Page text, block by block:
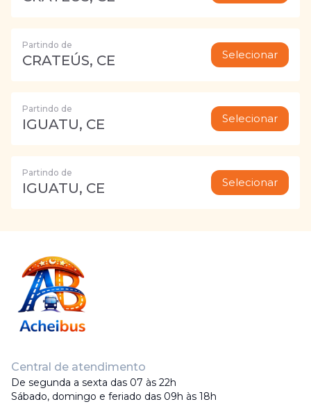
Partindo de
CRATEÚS, CE Selecionar
Partindo de
IGUATU, CE Selecionar
Partindo de
IGUATU, CE Selecionar
Central de atendimento
De segunda a sexta das 07 às 22h
Sábado, domingo e feriado das 09h às 18h